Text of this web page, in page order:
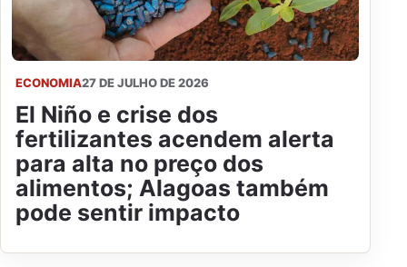
ECONOMIA27 DE JULHO DE 2026
El Niño e crise dos
fertilizantes acendem alerta
para alta no preço dos
alimentos; Alagoas também
pode sentir impacto